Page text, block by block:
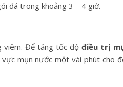
đá trong khoảng 3 – 4 giờ.
viêm. Để tăng tốc độ điều trị
mụn nước một vài phút cho